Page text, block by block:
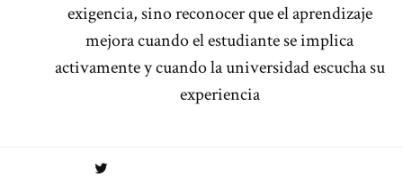
exigencia, sino reconocer que el aprendizaje
mejora cuando el estudiante se implica
activamente y cuando la universidad escucha su
experiencia